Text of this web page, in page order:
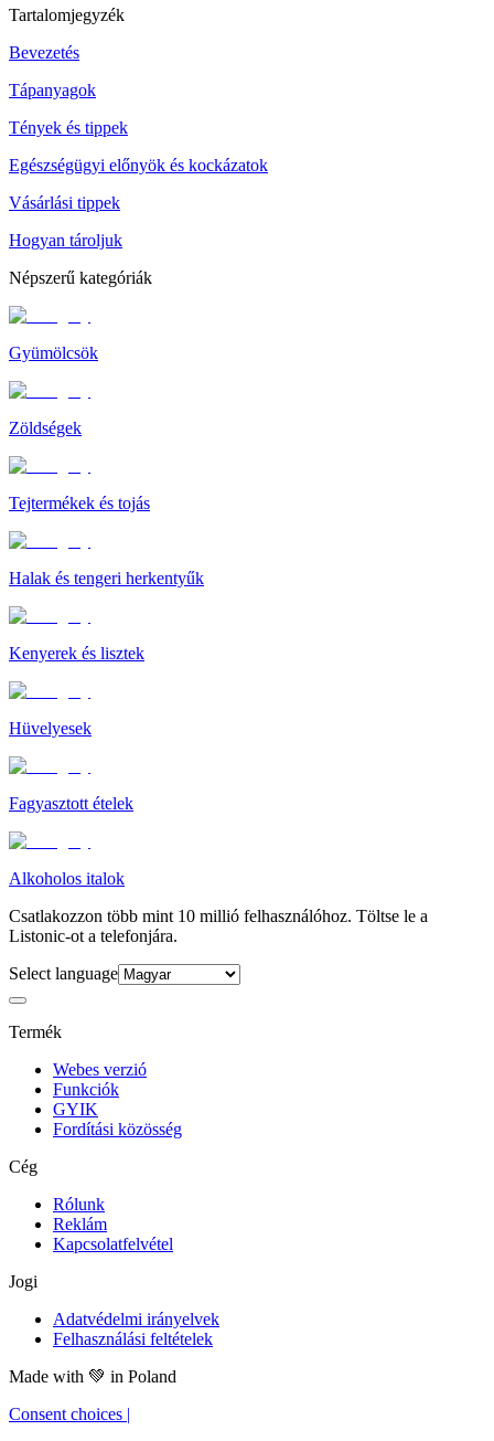
Tartalomjegyzék
Bevezetés
Tápanyagok
Tények és tippek
Egészségügyi előnyök és kockázatok
Vásárlási tippek
Hogyan tároljuk
Népszerű kategóriák
Gyümölcsök
Zöldségek
Tejtermékek és tojás
Halak és tengeri herkentyűk
Kenyerek és lisztek
Hüvelyesek
Fagyasztott ételek
Alkoholos italok
Csatlakozzon több mint 10 millió felhasználóhoz. Töltse le a
Listonic-ot a telefonjára.
Select language
Termék
Webes verzió
Funkciók
GYIK
Fordítási közösség
Cég
Rólunk
Reklám
Kapcsolatfelvétel
Jogi
Adatvédelmi irányelvek
Felhasználási feltételek
Made with 💚 in Poland
Consent choices |